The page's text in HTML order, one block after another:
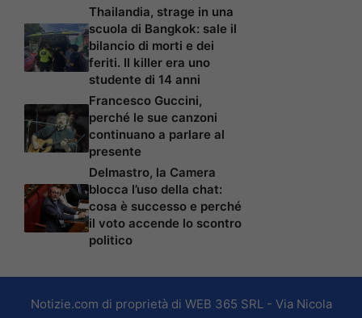
Thailandia, strage in una
scuola di Bangkok: sale il
bilancio di morti e dei
feriti. Il killer era uno
studente di 14 anni
Francesco Guccini,
perché le sue canzoni
continuano a parlare al
presente
Delmastro, la Camera
blocca l’uso della chat:
cosa è successo e perché
il voto accende lo scontro
politico
Notizie.com di proprietà di WEB 365 SRL - Via Nicola